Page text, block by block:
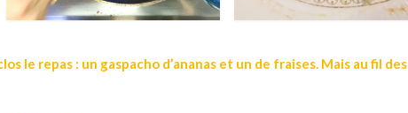
le repas : un gaspacho d’ananas et un de fraises. Mais au fil des